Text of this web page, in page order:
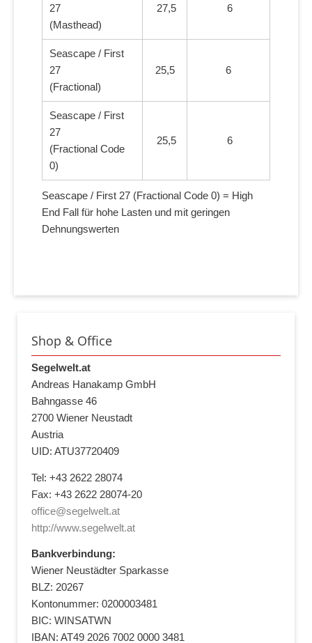
27
(Masthead)
27,5 6
Seascape / First
27
(Fractional)
25,5 6
Seascape / First
27
(Fractional Code
0)
25,5 6
Seascape / First 27 (Fractional Code 0) = High
End Fall für hohe Lasten und mit geringen
Dehnungswerten
Shop & Office
Segelwelt.at
Andreas Hanakamp GmbH
Bahngasse 46
2700 Wiener Neustadt
Austria
UID: ATU37720409
Tel: +43 2622 28074
Fax: +43 2622 28074-20
office@segelwelt.at
http://www.segelwelt.at
Bankverbindung:
Wiener Neustädter Sparkasse
BLZ: 20267
Kontonummer: 0200003481
BIC: WINSATWN
IBAN: AT49 2026 7002 0000 3481